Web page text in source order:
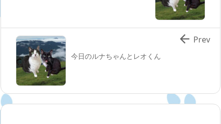
今日のルナちゃんとレオくん
 Prev